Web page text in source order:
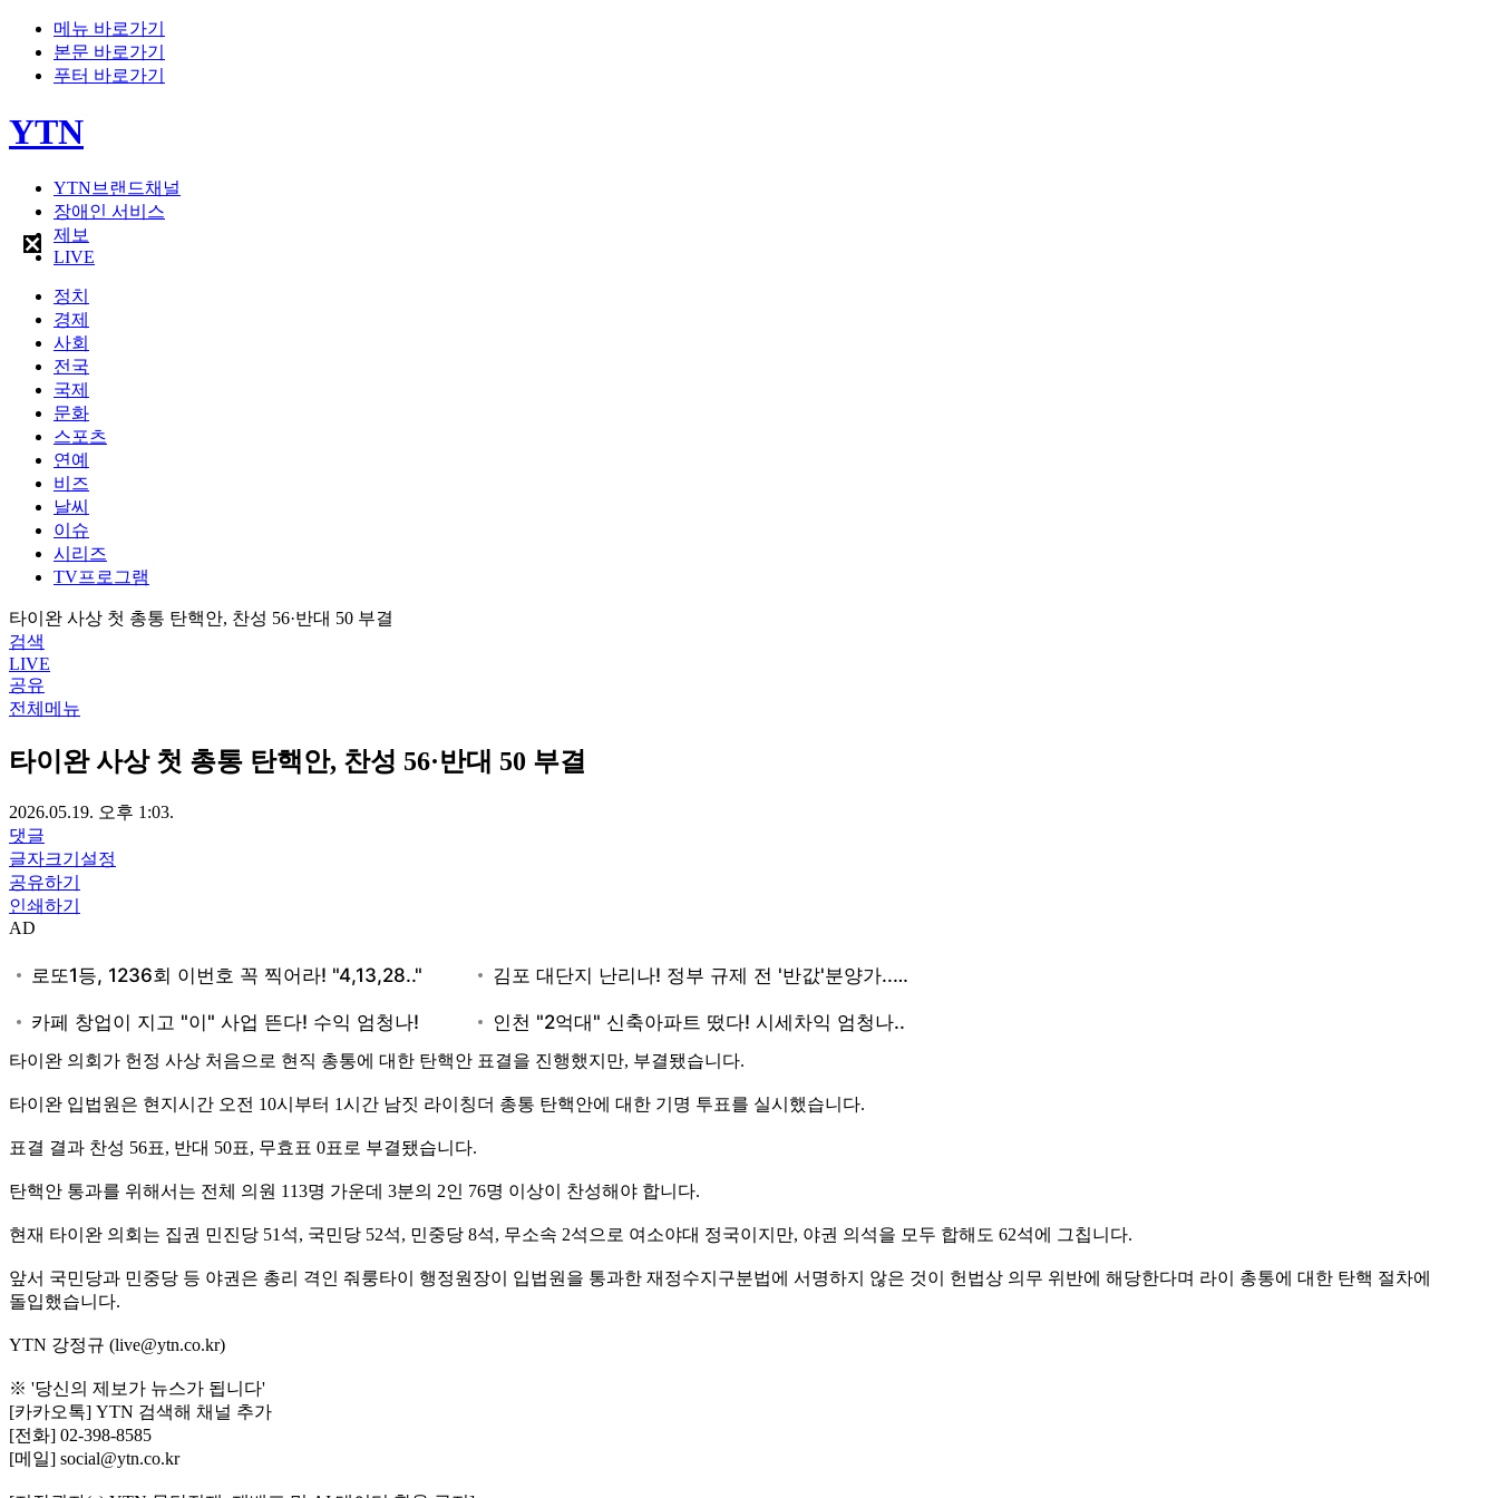
메뉴 바로가기
본문 바로가기
푸터 바로가기
YTN
YTN브랜드채널
장애인 서비스
제보
LIVE
정치
경제
사회
전국
국제
문화
스포츠
연예
비즈
날씨
이슈
시리즈
TV프로그램
타이완 사상 첫 총통 탄핵안, 찬성 56·반대 50 부결
검색
LIVE
공유
전체메뉴
타이완 사상 첫 총통 탄핵안, 찬성 56·반대 50 부결
2026.05.19. 오후 1:03.
댓글
글자크기설정
공유하기
인쇄하기
AD
타이완 의회가 헌정 사상 처음으로 현직 총통에 대한 탄핵안 표결을 진행했지만, 부결됐습니다.
타이완 입법원은 현지시간 오전 10시부터 1시간 남짓 라이칭더 총통 탄핵안에 대한 기명 투표를 실시했습니다.
표결 결과 찬성 56표, 반대 50표, 무효표 0표로 부결됐습니다.
탄핵안 통과를 위해서는 전체 의원 113명 가운데 3분의 2인 76명 이상이 찬성해야 합니다.
현재 타이완 의회는 집권 민진당 51석, 국민당 52석, 민중당 8석, 무소속 2석으로 여소야대 정국이지만, 야권 의석을 모두 합해도 62석에 그칩니다.
앞서 국민당과 민중당 등 야권은 총리 격인 줘룽타이 행정원장이 입법원을 통과한 재정수지구분법에 서명하지 않은 것이 헌법상 의무 위반에 해당한다며 라이 총통에 대한 탄핵 절차에
돌입했습니다.
YTN 강정규 (live@ytn.co.kr)
※ '당신의 제보가 뉴스가 됩니다'
[카카오톡] YTN 검색해 채널 추가
[전화] 02-398-8585
[메일] social@ytn.co.kr